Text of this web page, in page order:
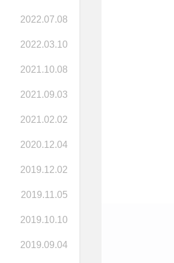
2022.07.08
2022.03.10
2021.10.08
2021.09.03
2021.02.02
2020.12.04
2019.12.02
2019.11.05
2019.10.10
2019.09.04